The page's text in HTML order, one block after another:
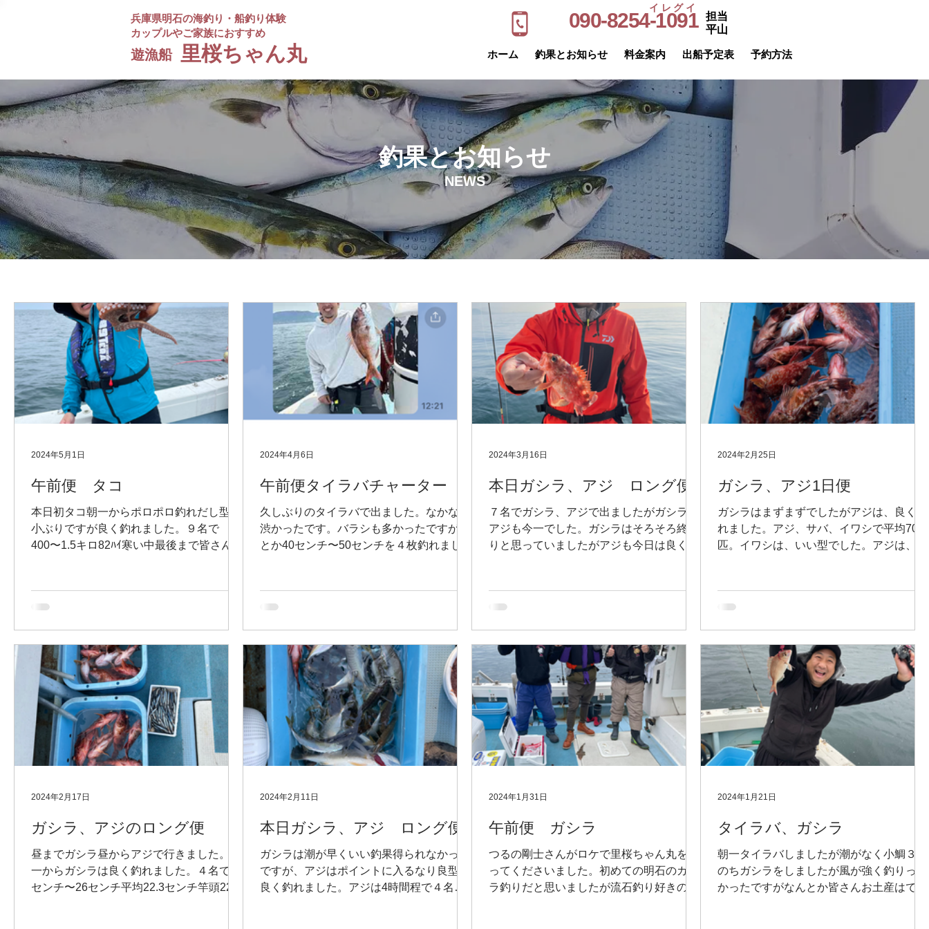
兵庫県明石の海釣り・船釣り体験
カップルやご家族におすすめ
遊漁船 ​里桜ちゃん丸
イレグイ
担当
平山
090-8254-1091
ホーム 釣果とお知らせ 料金案内 出船予定表 予約方法
釣果とお知らせ
NEWS
午前便 タコ
本日初タコ朝一からポロポロ釣れだし型は
小ぶりですが良く釣れました。９名で
400〜1.5キロ82ﾊｲ寒い中最後まで皆さん頑
2024年5月1日
午前便タイラバチャーター
久しぶりのタイラバで出ました。なかなか
渋かったです。バラシも多かったですが何
とか40センチ〜50センチを４枚釣れまし
2024年4月6日
本日ガシラ、アジ ロング便
７名でガシラ、アジで出ましたがガシラも
アジも今一でした。ガシラはそろそろ終わ
りと思っていましたがアジも今日は良くな
2024年3月16日
ガシラ、アジ1日便
ガシラはまずまずでしたがアジは、良く釣
れました。アジ、サバ、イワシで平均70
匹。イワシは、いい型でした。アジは、
2024年2月25日
ガシラ、アジのロング便
昼までガシラ昼からアジで行きました。朝
一からガシラは良く釣れました。４名で18
センチ〜26センチ平均22.3センチ竿頭22匹
2024年2月17日
本日ガシラ、アジ ロング便
ガシラは潮が早くいい釣果得られなかった
ですが、アジはポイントに入るなり良型が
良く釣れました。アジは4時間程で４名で
2024年2月11日
午前便 ガシラ
つるの剛士さんがロケで里桜ちゃん丸を使
ってくださいました。初めての明石のガシ
ラ釣りだと思いましたが流石釣り好きのつ
2024年1月31日
タイラバ、ガシラ
朝一タイラバしましたが潮がなく小鯛３枚
のちガシラをしましたが風が強く釣りっら
かったですがなんとか皆さんお土産はでき
2024年1月21日